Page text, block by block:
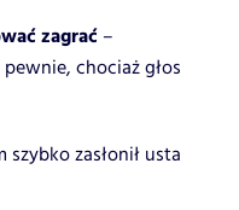
zagrać –
chociaż głos
zasłonił usta